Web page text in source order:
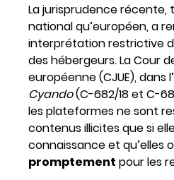
La jurisprudence récente,
national qu’européen, a
interprétation restrictive
des hébergeurs. La Cour
européenne (CJUE), dans
Cyando(C-682/18 et C-
les plateformes ne sont
contenus illicites que si
connaissance et qu’elles
promptement pour les